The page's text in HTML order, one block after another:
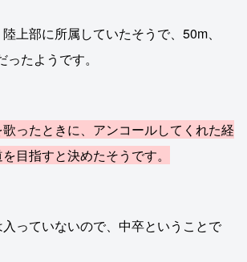
上部に所属していたそうで、50m、
たようです。
ったときに、アンコールしてくれた経
目指すと決めたそうです。
っていないので、中卒ということで